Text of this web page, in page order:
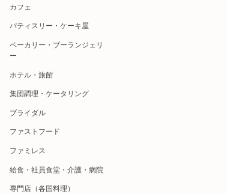
カフェ
パティスリー・ケーキ屋
ベーカリー・ブーランジェリ
ー
ホテル・旅館
集団調理・ケータリング
ブライダル
ファストフード
ファミレス
給食・社員食堂・介護・病院
専門店（各国料理）